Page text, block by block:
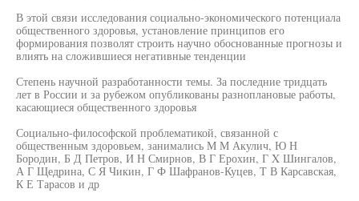
В этой связи исследования социально-экономического потенциала
общественного здоровья, установление принципов его
формирования позволят строить научно обоснованные прогнозы и
влиять на сложившиеся негативные тенденции
Степень научной разработанности темы. За последние тридцать
лет в России и за рубежом опубликованы разноплановые работы,
касающиеся общественного здоровья
Социально-философской проблематикой, связанной с
общественным здоровьем, занимались М М Акулич, Ю Н
Бородин, Б Д Петров, И Н Смирнов, В Г Ерохин, Г X Шингалов,
А Г Щедрина, С Я Чикин, Г Ф Шафранов-Куцев, Т В Карсавская,
К Е Тарасов и др